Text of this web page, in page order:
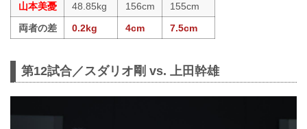
山本美憂
48.85kg 156cm
155cm
両者の差
0.2kg 4cm 7.5cm
第12試合／スダリオ剛 vs. 上田幹雄